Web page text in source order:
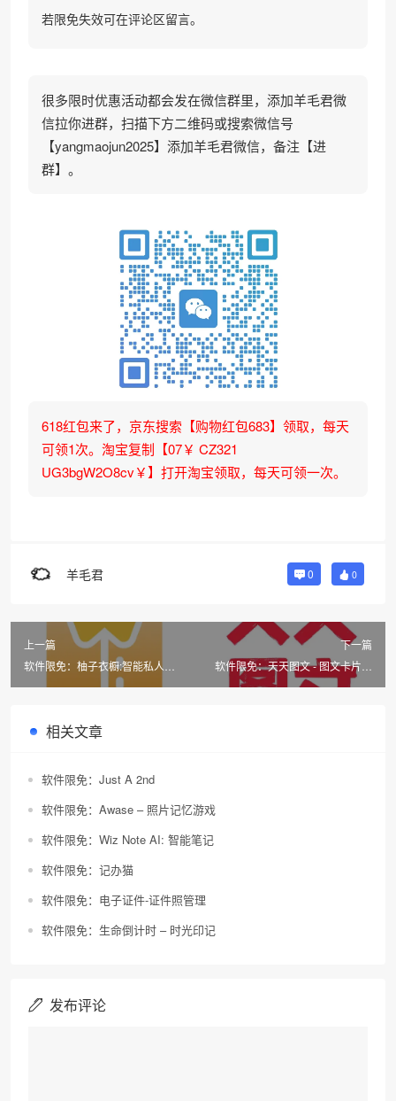
若限免失效可在评论区留言。
很多限时优惠活动都会发在微信群里，添加羊毛君微
信拉你进群，扫描下方二维码或搜索微信号
【yangmaojun2025】添加羊毛君微信，备注【进
群】。
618红包来了，京东搜索【购物红包683】领取，每天
可领1次。淘宝复制【07￥ CZ321
UG3bgW2O8cv￥】打开淘宝领取，每天可领一次。
羊毛君 0 0
上一篇
软件限免：柚子衣橱:智能私人衣
下一篇
软件限免：天天图文 - 图文卡片制
作神器
相关文章
软件限免：Just A 2nd
软件限免：Awase – 照片记忆游戏
软件限免：Wiz Note AI: 智能笔记
软件限免：记办猫
软件限免：电子证件-证件照管理
软件限免：生命倒计时 – 时光印记
发布评论